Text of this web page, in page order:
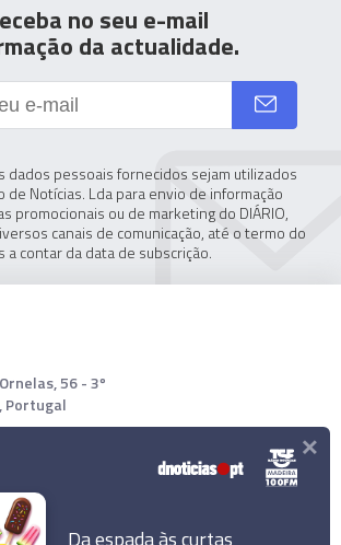
no seu e-mail
da actualidade.
dados pessoais fornecidos sejam utilizados
de Notícias. Lda para envio de informação
promocionais ou de marketing do DIÁRIO,
canais de comunicação, até o termo do
a contar da data de subscrição.
56 - 3º
Portugal
Da espada às curtas
×